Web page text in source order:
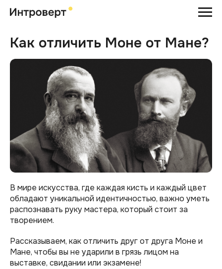
Как отличить Моне от Мане?
В мире искусства, где каждая кисть и каждый цвет
обладают уникальной идентичностью, важно уметь
распознавать руку мастера, который стоит за
творением.
Рассказываем, как отличить друг от друга Моне и
Мане, чтобы вы не ударили в грязь лицом на
выставке, свидании или экзамене!